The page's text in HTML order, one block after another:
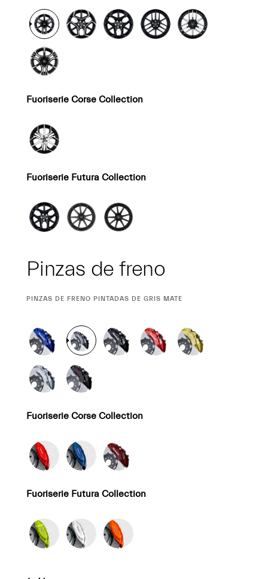
Fuoriserie Corse Collection
Fuoriserie Futura Collection
Pinzas de freno
CURRENT
PINZAS DE FRENO PINTADAS DE GRIS MATE
Fuoriserie Corse Collection
Fuoriserie Futura Collection